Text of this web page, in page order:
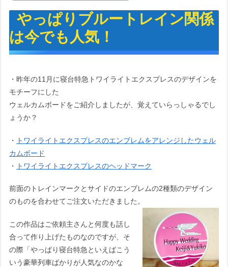
やっぱりブルートレイン関係
は今でも人気！
・昨年の11月に寝台特急トワイライトエクスプレスのデザインを
モチーフにした
ウェルカムボードをご紹介しましたが、覚えていらっしゃるでし
ょうか？
・
トワイライトエクスプレスのエンブレムをアレンジしたウェル
カムボード
・
トワイライトエクスプレスのヘッドマーク
前面のトレインマークとサイドのエンブレムの2種類のデザイン
のものを合わせてご注文いただきました。
この作品はご依頼主さんと何度も話し
合って作り上げたものなのですが、そ
の際「やっぱり寝台特急といえばこう
いう豪華列車ばかりが人気なのかな